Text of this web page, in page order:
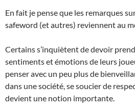
En fait je pense que les remarques
safeword (et autres) reviennent au
Certains s’inquiètent de devoir
sentiments et émotions de leurs
penser avec un peu plus de
dans une société, se soucier de
devient une notion importante.